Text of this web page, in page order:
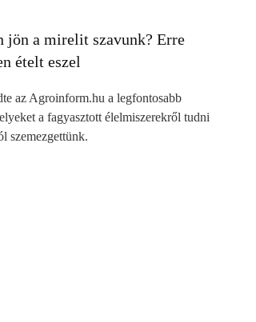
jön a mirelit szavunk? Erre
ételt eszel
az Agroinform.hu a legfontosabb
a fagyasztott élelmiszerekről tudni
szemezgettünk.